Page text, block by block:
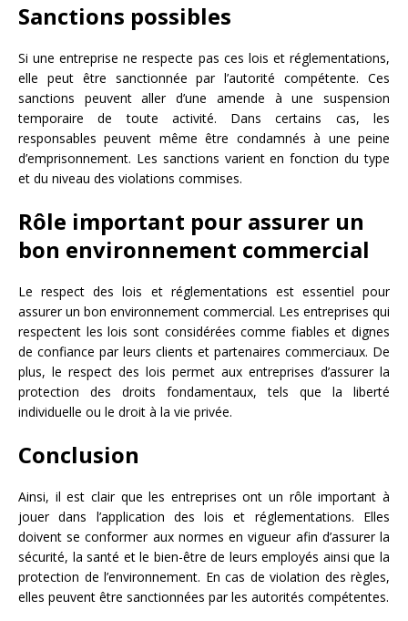
Sanctions possibles
Si une entreprise ne respecte pas ces lois et réglementations,
elle peut être sanctionnée par l’autorité compétente. Ces
sanctions peuvent aller d’une amende à une suspension
temporaire de toute activité. Dans certains cas, les
responsables peuvent même être condamnés à une peine
d’emprisonnement. Les sanctions varient en fonction du type
et du niveau des violations commises.
Rôle important pour assurer un
bon environnement commercial
Le respect des lois et réglementations est essentiel pour
assurer un bon environnement commercial. Les entreprises qui
respectent les lois sont considérées comme fiables et dignes
de confiance par leurs clients et partenaires commerciaux. De
plus, le respect des lois permet aux entreprises d’assurer la
protection des droits fondamentaux, tels que la liberté
individuelle ou le droit à la vie privée.
Conclusion
Ainsi, il est clair que les entreprises ont un rôle important à
jouer dans l’application des lois et réglementations. Elles
doivent se conformer aux normes en vigueur afin d’assurer la
sécurité, la santé et le bien-être de leurs employés ainsi que la
protection de l’environnement. En cas de violation des règles,
elles peuvent être sanctionnées par les autorités compétentes.